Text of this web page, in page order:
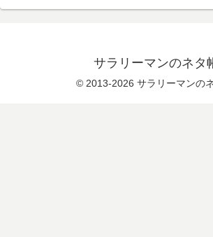
サラリーマンのネタ
© 2013-2026 サラリーマンの